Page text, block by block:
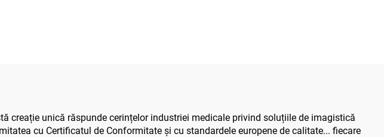
creație unică răspunde cerințelor industriei medicale privind soluțiile de imagistică
cu Certificatul de Conformitate și cu standardele europene de calitate... fiecare